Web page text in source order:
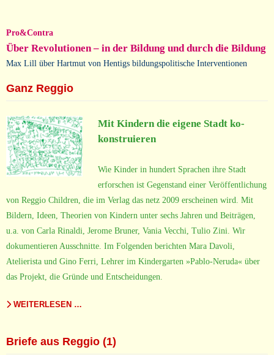
Pro&Contra
Über Revolutionen – in der Bildung und durch die Bildung
Max Lill über Hartmut von Hentigs bildungspolitische Interventionen
Ganz Reggio
Mit Kindern die eigene Stadt ko-
konstruieren
Wie Kinder in hundert Sprachen ihre Stadt
erforschen ist Gegenstand einer Veröffentlichung
von Reggio Children, die im Verlag das netz 2009 erscheinen wird. Mit
Bildern, Ideen, Theorien von Kindern unter sechs Jahren und Beiträgen,
u.a. von Carla Rinaldi, Jerome Bruner, Vania Vecchi, Tulio Zini. Wir
dokumentieren Ausschnitte. Im Folgenden berichten Mara Davoli,
Atelierista und Gino Ferri, Lehrer im Kindergarten »Pablo-Neruda« über
das Projekt, die Gründe und Entscheidungen.
WEITERLESEN …
Briefe aus Reggio (1)